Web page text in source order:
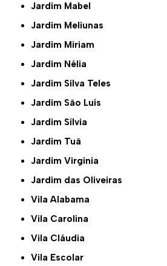
Jardim Mabel
Jardim Meliunas
Jardim Miriam
Jardim Nélia
Jardim Silva Teles
Jardim São Luís
Jardim Sílvia
Jardim Tuã
Jardim Virginia
Jardim das Oliveiras
Vila Alabama
Vila Carolina
Vila Cláudia
Vila Escolar